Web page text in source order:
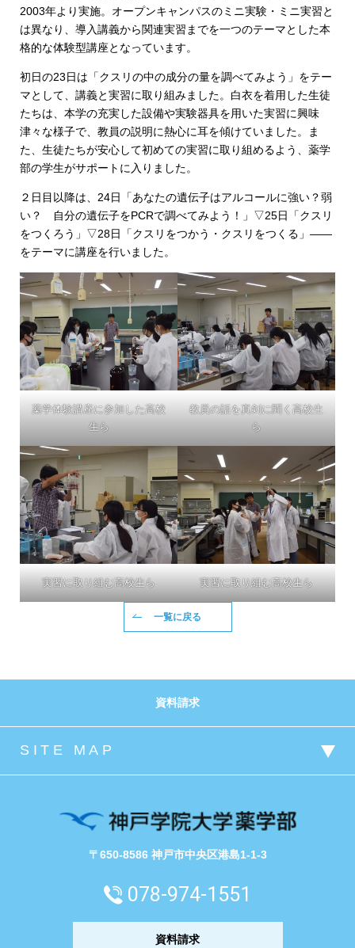
2003年より実施。オープンキャンパスのミニ実験・ミニ実習と
は異なり、導入講義から関連実習までを一つのテーマとした本
格的な体験型講座となっています。
初日の23日は「クスリの中の成分の量を調べてみよう」をテー
マとして、講義と実習に取り組みました。白衣を着用した生徒
たちは、本学の充実した設備や実験器具を用いた実習に興味
津々な様子で、教員の説明に熱心に耳を傾けていました。ま
た、生徒たちが安心して初めての実習に取り組めるよう、薬学
部の学生がサポートに入りました。
２日目以降は、24日「あなたの遺伝子はアルコールに強い？弱
い？ 自分の遺伝子をPCRで調べてみよう！」▽25日「クスリ
をつくろう」▽28日「クスリをつかう・クスリをつくる」――
をテーマに講座を行いました。
薬学体験講座に参加した高校
生ら
教員の話を真剣に聞く高校生
ら
実習に取り組む高校生ら 実習に取り組む高校生ら
一覧に戻る
資料請求
〒650-8586 神戸市中央区港島1-1-3
078-974-1551
資料請求